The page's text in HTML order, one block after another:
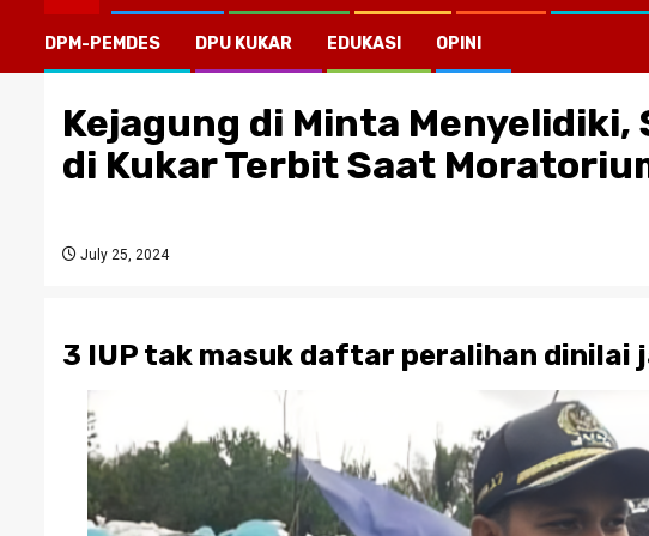
DPM-PEMDES DPU KUKAR EDUKASI OPINI
Kejagung di Minta Menyelidiki,
di Kukar Terbit Saat
July 25, 2024
3 IUP tak masuk daftar peralihan dinilai